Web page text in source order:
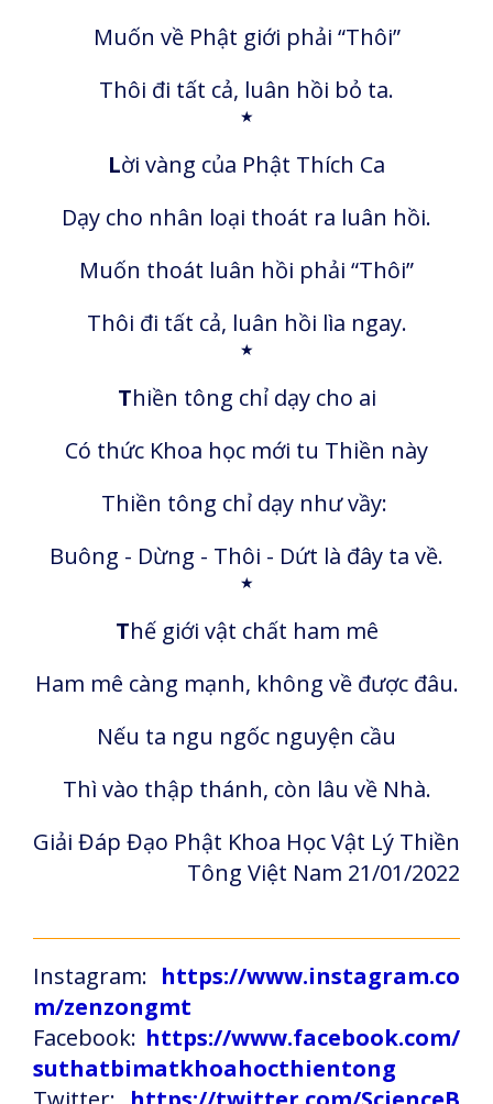
Muốn về Phật giới phải “Thôi”
Thôi đi tất cả, luân hồi bỏ ta.
★
Lời vàng của Phật Thích Ca
Dạy cho nhân loại thoát ra luân hồi.
Muốn thoát luân hồi phải “Thôi”
Thôi đi tất cả, luân hồi lìa ngay.
★
Thiền tông chỉ dạy cho ai
Có thức Khoa học mới tu Thiền này
Thiền tông chỉ dạy như vầy:
Buông - Dừng - Thôi - Dứt là đây ta về.
★
Thế giới vật chất ham mê
Ham mê càng mạnh, không về được đâu.
Nếu ta ngu ngốc nguyện cầu
Thì vào thập thánh, còn lâu về Nhà.
Giải Đáp Đạo Phật Khoa Học Vật Lý Thiền
Tông Việt Nam 21/01/2022
Instagram: https://www.instagram.co
m/zenzongmt
Facebook: https://www.facebook.com/
suthatbimatkhoahocthientong